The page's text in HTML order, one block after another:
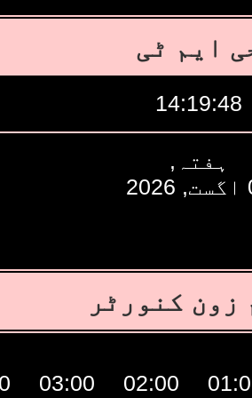
ایم ٹی
14:19:49
ہفتہ,
زون کنورٹر
02:00
03:00